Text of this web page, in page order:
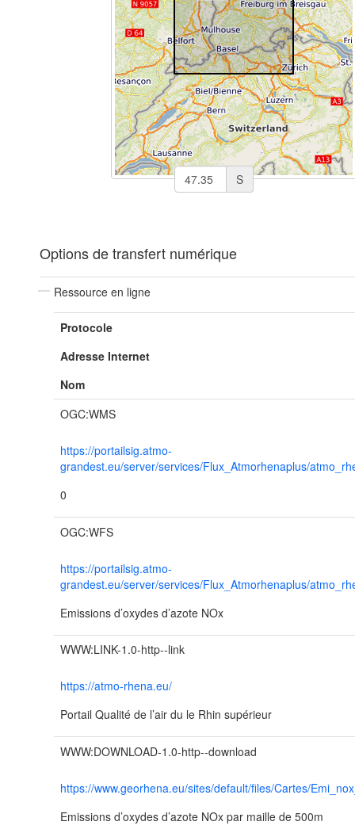
S
Options de transfert numérique
Ressource en ligne
Protocole
Adresse Internet
Nom
OGC:WMS
https://portailsig.atmo-
grandest.eu/server/services/Flux_Atmorhenaplus/
0
OGC:WFS
https://portailsig.atmo-
grandest.eu/server/services/Flux_Atmorhenaplus/
Emissions d’oxydes d’azote NOx
WWW:LINK-1.0-http--link
https://atmo-rhena.eu/
Portail Qualité de l’air du le Rhin supérieur
WWW:DOWNLOAD-1.0-http--download
https://www.georhena.eu/sites/default/files/Cartes/
Emissions d’oxydes d’azote NOx par maille de 500m